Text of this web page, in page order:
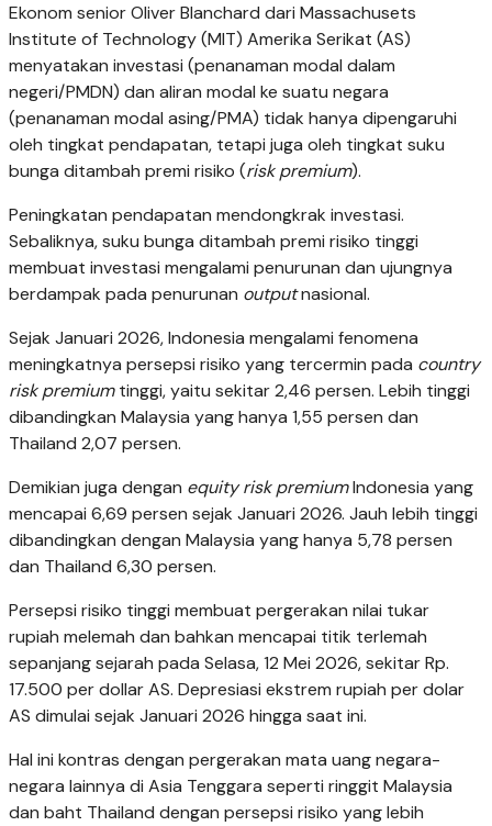
Ekonom senior Oliver Blanchard dari Massachusets
Institute of Technology (MIT) Amerika Serikat (AS)
menyatakan investasi (penanaman modal dalam
negeri/PMDN) dan aliran modal ke suatu negara
(penanaman modal asing/PMA) tidak hanya dipengaruhi
oleh tingkat pendapatan, tetapi juga oleh tingkat suku
bunga ditambah premi risiko (risk premium).
Peningkatan pendapatan mendongkrak investasi.
Sebaliknya, suku bunga ditambah premi risiko tinggi
membuat investasi mengalami penurunan dan ujungnya
berdampak pada penurunan outputnasional.
Sejak Januari 2026, Indonesia mengalami fenomena
meningkatnya persepsi risiko yang tercermin pada country
risk premiumtinggi, yaitu sekitar 2,46 persen. Lebih tinggi
dibandingkan Malaysia yang hanya 1,55 persen dan
Thailand 2,07 persen.
Demikian juga dengan equity risk premiumIndonesia yang
mencapai 6,69 persen sejak Januari 2026. Jauh lebih tinggi
dibandingkan dengan Malaysia yang hanya 5,78 persen
dan Thailand 6,30 persen.
Persepsi risiko tinggi membuat pergerakan nilai tukar
rupiah melemah dan bahkan mencapai titik terlemah
sepanjang sejarah pada Selasa, 12 Mei 2026, sekitar Rp.
17.500 per dollar AS. Depresiasi ekstrem rupiah per dolar
AS dimulai sejak Januari 2026 hingga saat ini.
Hal ini kontras dengan pergerakan mata uang negara-
negara lainnya di Asia Tenggara seperti ringgit Malaysia
dan baht Thailand dengan persepsi risiko yang lebih